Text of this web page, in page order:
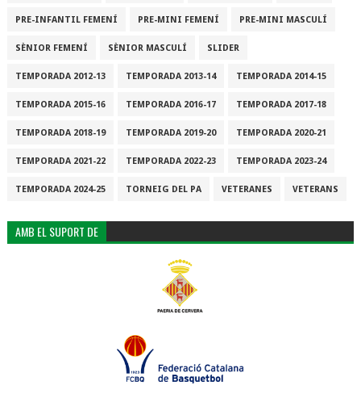
PRE-INFANTIL FEMENÍ PRE-MINI FEMENÍ PRE-MINI MASCULÍ
SÈNIOR FEMENÍ SÈNIOR MASCULÍ SLIDER
TEMPORADA 2012-13 TEMPORADA 2013-14 TEMPORADA 2014-15
TEMPORADA 2015-16 TEMPORADA 2016-17 TEMPORADA 2017-18
TEMPORADA 2018-19 TEMPORADA 2019-20 TEMPORADA 2020-21
TEMPORADA 2021-22 TEMPORADA 2022-23 TEMPORADA 2023-24
TEMPORADA 2024-25 TORNEIG DEL PA VETERANES VETERANS
AMB EL SUPORT DE